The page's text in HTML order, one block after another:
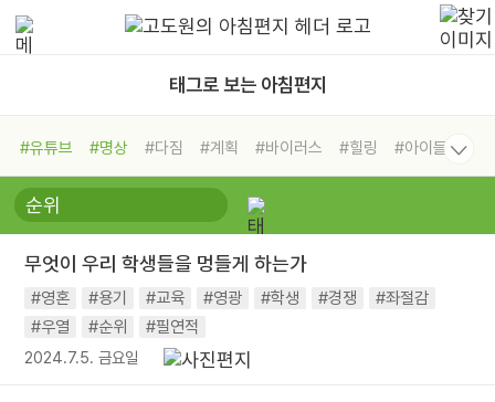
태그로 보는 아침편지
#유튜브 #명상 #다짐 #계획 #바이러스 #힐링
#아이들
#비전캠프
#독서캠프 #삶
#희망
#나눔 #친구 #링컨학교
#독서
#건강 #면역력
무엇이 우리 학생들을 멍들게 하는가
#영혼 #용기 #교육 #영광 #학생 #경쟁
#좌절감
#우열
#순위 #필연적
2024.7.5. 금요일